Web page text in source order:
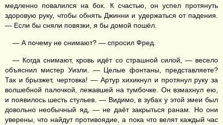
медленно повалился на бок. К счастью, он успел протянуть
здоровую руку, чтобы обнять Джинни и удержаться от падения.
— Если бы сняли повязки, я бы домой пошёл.
— А почему не снимают? — спросил Фред.
— Когда снимают, кровь идёт со страшной силой, — весело
объяснил мистер Уизли. — Целые фонтаны, представляете?
Так и брызжет, чертовка! — Артур хихикнул и протянул руку за
волшебной палочкой, лежавшей на тумбочке. Он взмахнул ею,
и появилось шесть стульев. — Видимо, в зубах у этой змеи был
довольно необычный яд, — не даёт закрыться ранам. Но они
уверены, что найдут противоядие, а пока что велят каждый час